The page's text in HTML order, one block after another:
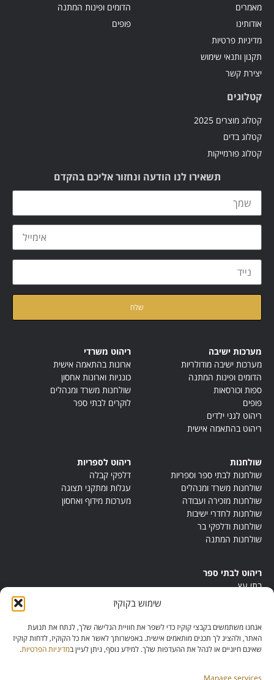
שימוש בקוקיז
אנחנו משתמשים בקבצי קוקיז כדי לשפר את חוויית הגלישה שלך, לנתח את תנועת
האתר, ולהציג לך תכנים מותאמים אישית. באפשרותך לאשר את כל הקוקיז, לדחות קוקיז
שאינם חיוניים או לנהל את ההעדפות שלך. למידע נוסף, ניתן לעיין במדיניות הפרטיות.
Manage services
מאמרים
אודותינו
מדיניות פרטיות
תקנון ותנאי שימוש
יצירת קשר
הדומים ופינות המתנה
פופים
קטלוגים
קטלוג מוצרים 2025
קטלוג בדים
קטלוג פורמייקות
תשאירו לנו הודעה ונחזור אליכם בהקדם
מערכות ישיבה
מערכות ישיבה מודולריות
הדומים ופינות המתנה
ספות וכורסאות
פופים
ריהוט לגני ילדים
ריהוט בהתאמה אישית
ריהוט משרדי
ארונות בהתאמה אישית
כונניות וארונות אחסון
שולחנות משרד ומנהלים
לוקרים לבתי ספר
שולחנות
שולחנות לבתי ספר וספריות
שולחנות משרד ומנהלים
שולחנות מזכירה ועבודה
שולחנות לחדרי ישיבות
שולחנות ודלפקי בר
שולחנות המתנה
ריהוט לספריות
דלפקי קבלה
עגלות ומתקני תצוגה
מערכות מידוף ואחסון
ריהוט לבתי ספר
בתי עץ
ריהוט מונטסורי
ריהוט אנתרופוסופי